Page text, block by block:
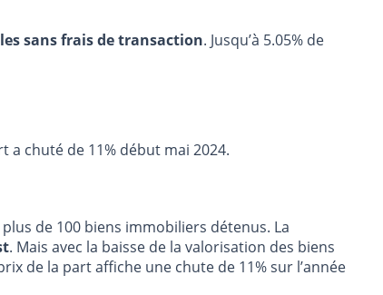
sans frais de transaction. Jusqu’à 5.05% de
a chuté de 11% début mai 2024.
de 100 biens immobiliers détenus. La
. Mais avec la baisse de la valorisation des biens
de la part affiche une chute de 11% sur l’année